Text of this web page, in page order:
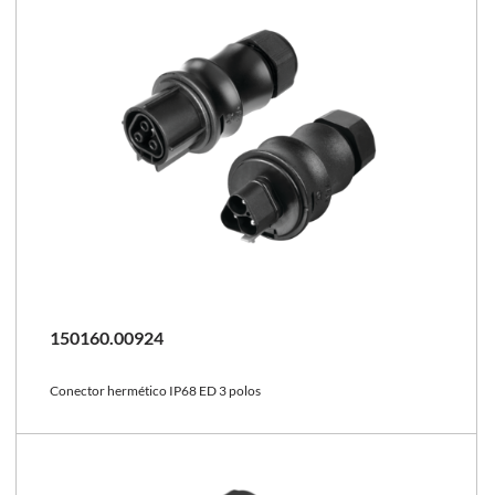
150160.00924
Conector hermético IP68 ED 3 polos